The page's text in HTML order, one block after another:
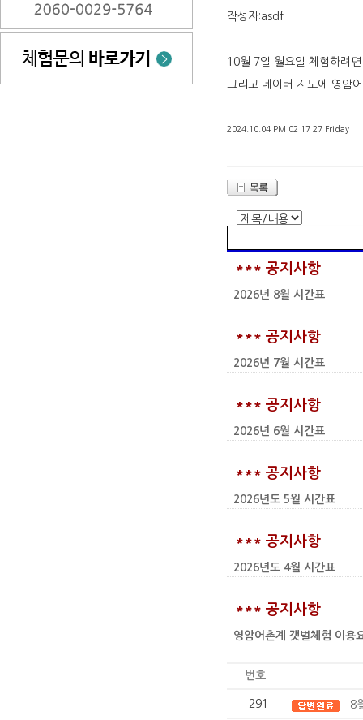
작성자:asdf
10월 7일 월요일 체험하려
그리고 네이버 지도에 영암
2024.10.04 PM 02:17:27 Friday
*** 공지사항
2026년 8월 시간표
*** 공지사항
2026년 7월 시간표
*** 공지사항
2026년 6월 시간표
*** 공지사항
2026년도 5월 시간표
*** 공지사항
2026년도 4월 시간표
*** 공지사항
영암어촌계 갯벌체험 이
번호
291 8